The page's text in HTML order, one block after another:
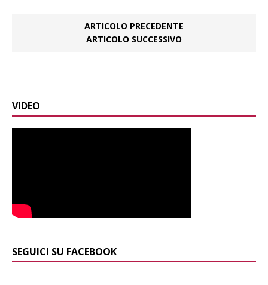
ARTICOLO PRECEDENTE
ARTICOLO SUCCESSIVO
VIDEO
SEGUICI SU FACEBOOK